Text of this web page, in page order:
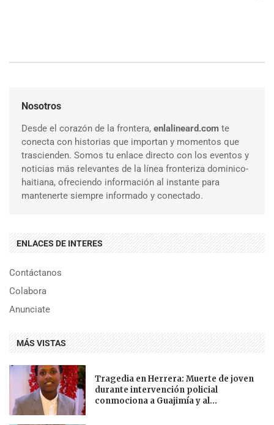
Nosotros
Desde el corazón de la frontera, enlalineard.com te
conecta con historias que importan y momentos que
trascienden. Somos tu enlace directo con los eventos y
noticias más relevantes de la línea fronteriza dominico-
haitiana, ofreciendo información al instante para
mantenerte siempre informado y conectado.
ENLACES DE INTERES
Contáctanos
Colabora
Anunciate
MÁS VISTAS
Tragedia en Herrera: Muerte de joven
durante intervención policial
conmociona a Guajimía y al...